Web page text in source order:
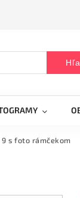
9 s foto rámčekom